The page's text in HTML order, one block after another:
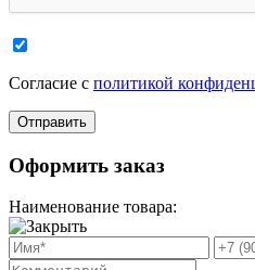
Cогласие с политикой
Оформить заказ
Наименование товара: